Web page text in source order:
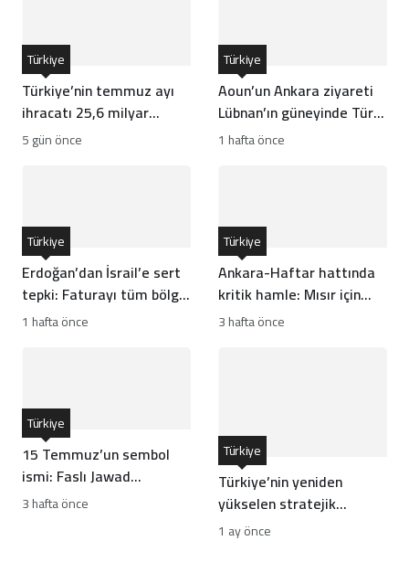
Türkiye’nin temmuz ayı
ihracatı 25,6 milyar
dolarla rekor kırdı
Türkiye
5 gün önce
Aoun’un Ankara ziyareti
Lübnan’ın güneyinde Türk
gücünün önünü açar mı?
Türkiye
1 hafta önce
Erdoğan’dan İsrail’e sert
tepki: Faturayı tüm bölge
ödüyor
Türkiye
1 hafta önce
Ankara-Haftar hattında
kritik hamle: Mısır için
risk mi?
Türkiye
3 hafta önce
15 Temmuz’un sembol
ismi: Faslı Jawad
Merroun’un hikayesi
Türkiye
3 hafta önce
Türkiye’nin yeniden
yükselen stratejik
hamleleri İsrail’i rahatsız
ediyor
Türkiye
1 ay önce